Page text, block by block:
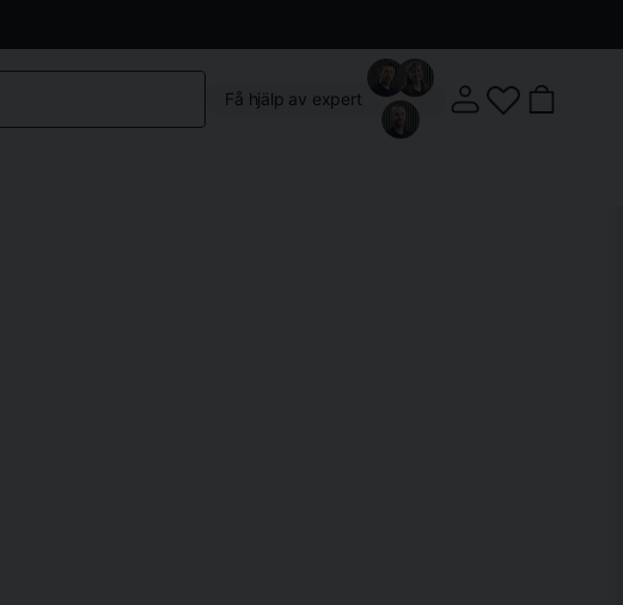
Få hjälp av expert